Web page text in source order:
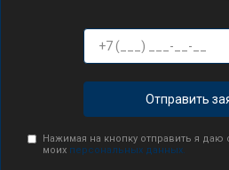
Отправить
Нажимая на кнопку отправить я даю
моих персональных данных.